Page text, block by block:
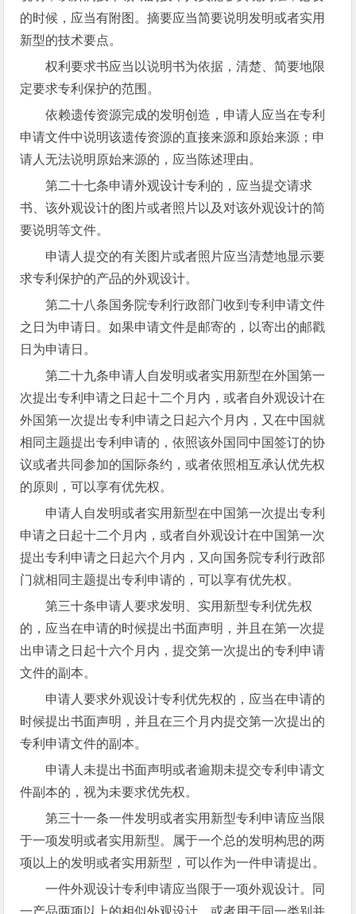
的时候，应当有附图。摘要应当简要说明发明或者实用
新型的技术要点。
权利要求书应当以说明书为依据，清楚、简要地限
定要求专利保护的范围。
依赖遗传资源完成的发明创造，申请人应当在专利
申请文件中说明该遗传资源的直接来源和原始来源；申
请人无法说明原始来源的，应当陈述理由。
第二十七条申请外观设计专利的，应当提交请求
书、该外观设计的图片或者照片以及对该外观设计的简
要说明等文件。
申请人提交的有关图片或者照片应当清楚地显示要
求专利保护的产品的外观设计。
第二十八条国务院专利行政部门收到专利申请文件
之日为申请日。如果申请文件是邮寄的，以寄出的邮戳
日为申请日。
第二十九条申请人自发明或者实用新型在外国第一
次提出专利申请之日起十二个月内，或者自外观设计在
外国第一次提出专利申请之日起六个月内，又在中国就
相同主题提出专利申请的，依照该外国同中国签订的协
议或者共同参加的国际条约，或者依照相互承认优先权
的原则，可以享有优先权。
申请人自发明或者实用新型在中国第一次提出专利
申请之日起十二个月内，或者自外观设计在中国第一次
提出专利申请之日起六个月内，又向国务院专利行政部
门就相同主题提出专利申请的，可以享有优先权。
第三十条申请人要求发明、实用新型专利优先权
的，应当在申请的时候提出书面声明，并且在第一次提
出申请之日起十六个月内，提交第一次提出的专利申请
文件的副本。
申请人要求外观设计专利优先权的，应当在申请的
时候提出书面声明，并且在三个月内提交第一次提出的
专利申请文件的副本。
申请人未提出书面声明或者逾期未提交专利申请文
件副本的，视为未要求优先权。
第三十一条一件发明或者实用新型专利申请应当限
于一项发明或者实用新型。属于一个总的发明构思的两
项以上的发明或者实用新型，可以作为一件申请提出。
一件外观设计专利申请应当限于一项外观设计。同
一产品两项以上的相似外观设计，或者用于同一类别并